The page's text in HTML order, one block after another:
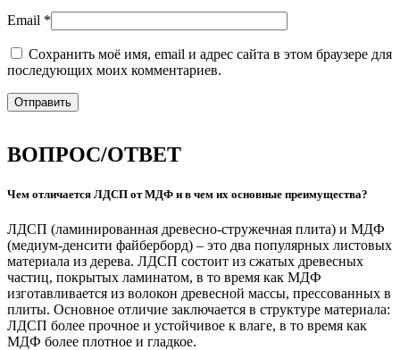
Email *
Сохранить моё имя, email и адрес сайта в этом браузере для
последующих моих комментариев.
ВОПРОС/ОТВЕТ
Чем отличается ЛДСП от МДФ и в чем их основные преимущества?
ЛДСП (ламинированная древесно-стружечная плита) и МДФ
(медиум-денсити файберборд) – это два популярных листовых
материала из дерева. ЛДСП состоит из сжатых древесных
частиц, покрытых ламинатом, в то время как МДФ
изготавливается из волокон древесной массы, прессованных в
плиты. Основное отличие заключается в структуре материала:
ЛДСП более прочное и устойчивое к влаге, в то время как
МДФ более плотное и гладкое.